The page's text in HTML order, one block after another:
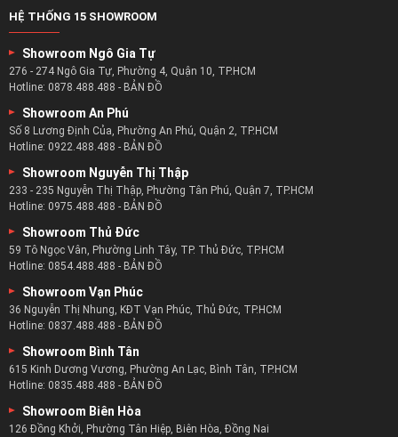
HỆ THỐNG 15 SHOWROOM
Showroom Ngô Gia Tự
276 - 274 Ngô Gia Tự, Phường 4, Quận 10, TP.HCM
Hotline: 0878.488.488 - BẢN ĐỒ
Showroom An Phú
Số 8 Lương Định Của, Phường An Phú, Quận 2, TP.HCM
Hotline: 0922.488.488 - BẢN ĐỒ
Showroom Nguyễn Thị Thập
233 - 235 Nguyễn Thị Thập, Phường Tân Phú, Quận 7, TP.HCM
Hotline: 0975.488.488 - BẢN ĐỒ
Showroom Thủ Đức
59 Tô Ngọc Vân, Phường Linh Tây, TP. Thủ Đức, TP.HCM
Hotline: 0854.488.488 - BẢN ĐỒ
Showroom Vạn Phúc
36 Nguyễn Thị Nhung, KĐT Vạn Phúc, Thủ Đức, TP.HCM
Hotline: 0837.488.488 - BẢN ĐỒ
Showroom Bình Tân
615 Kinh Dương Vương, Phường An Lạc, Bình Tân, TP.HCM
Hotline: 0835.488.488 - BẢN ĐỒ
Showroom Biên Hòa
126 Đồng Khởi, Phường Tân Hiệp, Biên Hòa, Đồng Nai